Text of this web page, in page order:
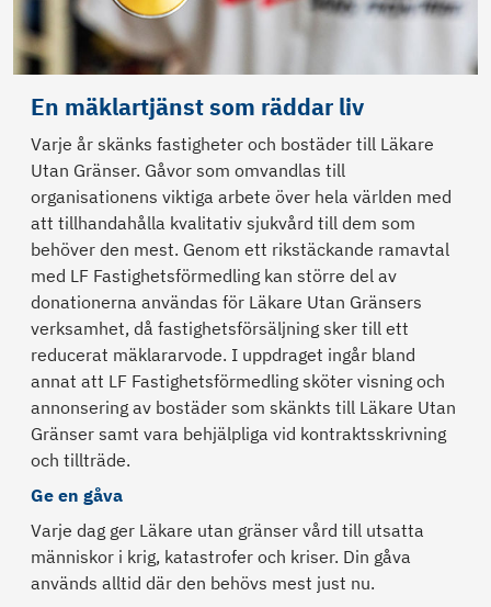
En mäklartjänst som räddar liv
Varje år skänks fastigheter och bostäder till Läkare
Utan Gränser. Gåvor som omvandlas till
organisationens viktiga arbete över hela världen med
att tillhandahålla kvalitativ sjukvård till dem som
behöver den mest. Genom ett rikstäckande ramavtal
med LF Fastighetsförmedling kan större del av
donationerna användas för Läkare Utan Gränsers
verksamhet, då fastighetsförsäljning sker till ett
reducerat mäklararvode. I uppdraget ingår bland
annat att LF Fastighetsförmedling sköter visning och
annonsering av bostäder som skänkts till Läkare Utan
Gränser samt vara behjälpliga vid kontraktsskrivning
och tillträde.
Ge en gåva
Varje dag ger Läkare utan gränser vård till utsatta
människor i krig, katastrofer och kriser. Din gåva
används alltid där den behövs mest just nu.